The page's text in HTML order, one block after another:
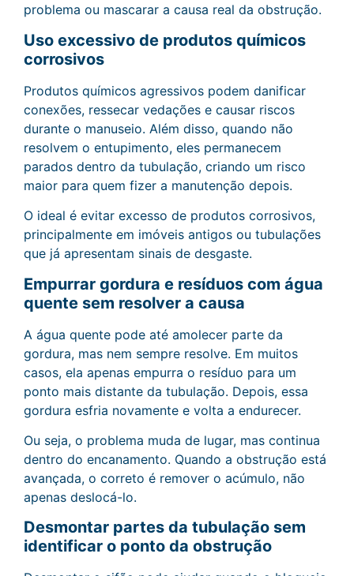
problema ou mascarar a causa real da obstrução.
Uso excessivo de produtos químicos
corrosivos
Produtos químicos agressivos podem danificar
conexões, ressecar vedações e causar riscos
durante o manuseio. Além disso, quando não
resolvem o entupimento, eles permanecem
parados dentro da tubulação, criando um risco
maior para quem fizer a manutenção depois.
O ideal é evitar excesso de produtos corrosivos,
principalmente em imóveis antigos ou tubulações
que já apresentam sinais de desgaste.
Empurrar gordura e resíduos com água
quente sem resolver a causa
A água quente pode até amolecer parte da
gordura, mas nem sempre resolve. Em muitos
casos, ela apenas empurra o resíduo para um
ponto mais distante da tubulação. Depois, essa
gordura esfria novamente e volta a endurecer.
Ou seja, o problema muda de lugar, mas continua
dentro do encanamento. Quando a obstrução está
avançada, o correto é remover o acúmulo, não
apenas deslocá-lo.
Desmontar partes da tubulação sem
identificar o ponto da obstrução